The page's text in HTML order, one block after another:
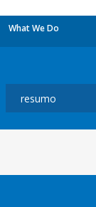
What We Do